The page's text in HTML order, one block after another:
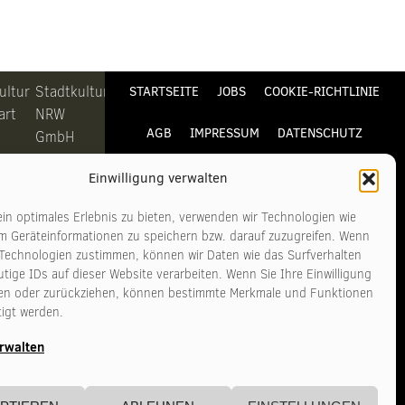
Einwilligung verwalten
optimales Erlebnis zu bieten, verwenden wir Technologien wie
Geräteinformationen zu speichern bzw. darauf zuzugreifen. Wenn
zustimmen, können wir Daten wie das Surfverhalten
IDs auf dieser Website verarbeiten. Wenn Sie Ihre Einwilligung
oder zurückziehen, können bestimmte Merkmale und Funktionen
werden.
Stadtkultur
NRW
GmbH
Bonner
50968
Köln
Telefon
3481017
STARTSEITE JOBS COOKIE-RICHTLINIE
AGB IMPRESSUM DATENSCHUTZ